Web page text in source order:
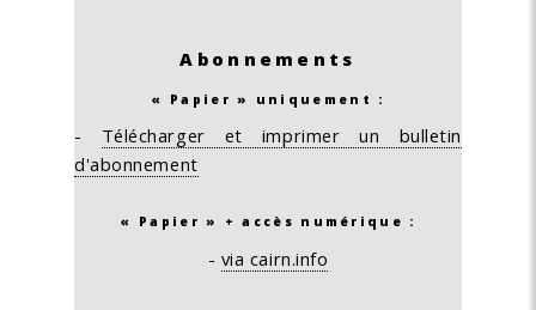
Abonnements
« Papier » uniquement :
- Télécharger et imprimer un bulletin
d'abonnement
« Papier » + accès numérique :
- via cairn.info